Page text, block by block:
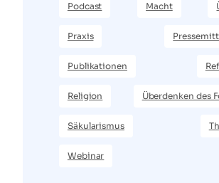
Podcast Macht
Praxis
Publikationen
Religion Überdenken des
Säkularismus
Webinar